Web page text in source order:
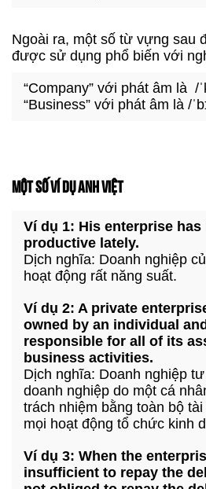
Ngoài ra, một số từ vựng sau
được sử dụng phổ biến với
“Company” với phát âm là /
“Business” với phát âm là /
MỘT SỐ VÍ DỤ ANH VIỆT
Ví dụ 1: His enterprise has
productive lately.
Dịch nghĩa: Doanh nghiệp
hoạt động rất năng suất.
Ví dụ 2: A private
owned by an individual
responsible for all of its
business activities.
Dịch nghĩa: Doanh nghiệp
doanh nghiệp do một cá
trách nhiệm bằng toàn bộ
mọi hoạt động tổ chức kinh
Ví dụ 3: When the
insufficient to repay the